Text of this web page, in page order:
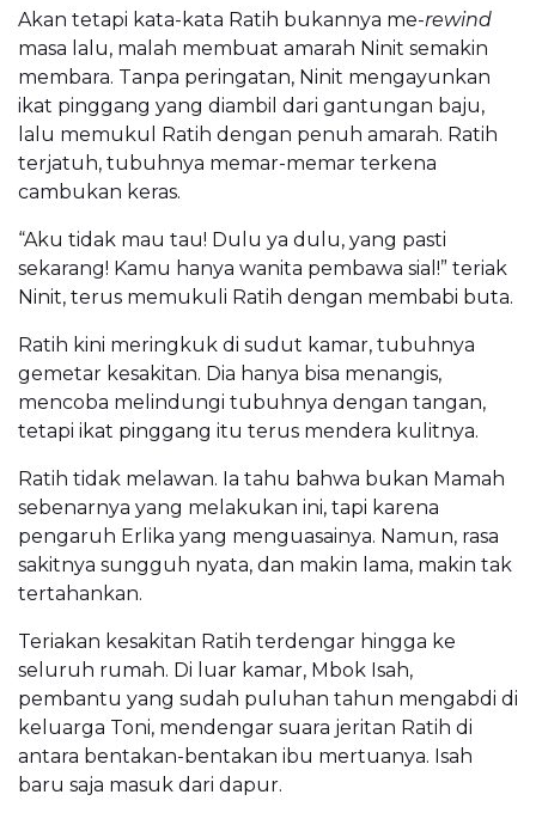
Akan tetapi kata-kata Ratih bukannya me-rewind
masa lalu, malah membuat amarah Ninit semakin
membara. Tanpa peringatan, Ninit mengayunkan
ikat pinggang yang diambil dari gantungan baju,
lalu memukul Ratih dengan penuh amarah. Ratih
terjatuh, tubuhnya memar-memar terkena
cambukan keras.
“Aku tidak mau tau! Dulu ya dulu, yang pasti
sekarang! Kamu hanya wanita pembawa sial!” teriak
Ninit, terus memukuli Ratih dengan membabi buta.
Ratih kini meringkuk di sudut kamar, tubuhnya
gemetar kesakitan. Dia hanya bisa menangis,
mencoba melindungi tubuhnya dengan tangan,
tetapi ikat pinggang itu terus mendera kulitnya.
Ratih tidak melawan. Ia tahu bahwa bukan Mamah
sebenarnya yang melakukan ini, tapi karena
pengaruh Erlika yang menguasainya. Namun, rasa
sakitnya sungguh nyata, dan makin lama, makin tak
tertahankan.
Teriakan kesakitan Ratih terdengar hingga ke
seluruh rumah. Di luar kamar, Mbok Isah,
pembantu yang sudah puluhan tahun mengabdi di
keluarga Toni, mendengar suara jeritan Ratih di
antara bentakan-bentakan ibu mertuanya. Isah
baru saja masuk dari dapur.